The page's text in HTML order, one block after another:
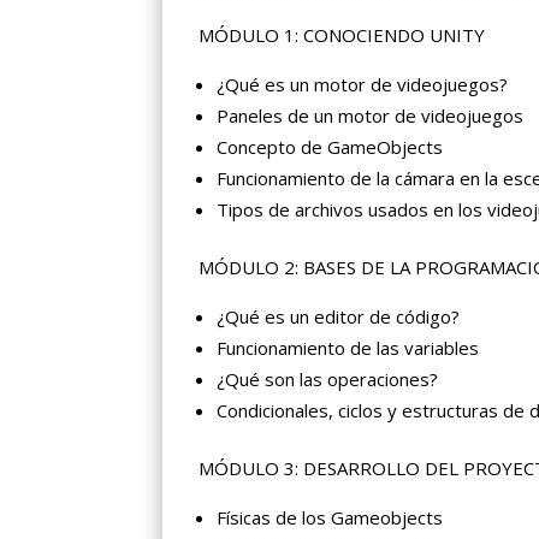
MÓDULO 1: CONOCIENDO UNITY
¿Qué es un motor de videojuegos?
Paneles de un motor de videojuegos
Concepto de GameObjects
Funcionamiento de la cámara en la
Tipos de archivos usados en los
MÓDULO 2: BASES DE LA
¿Qué es un editor de código?
Funcionamiento de las variables
¿Qué son las operaciones?
Condicionales, ciclos y estructuras de
MÓDULO 3: DESARROLLO DEL
Físicas de los Gameobjects